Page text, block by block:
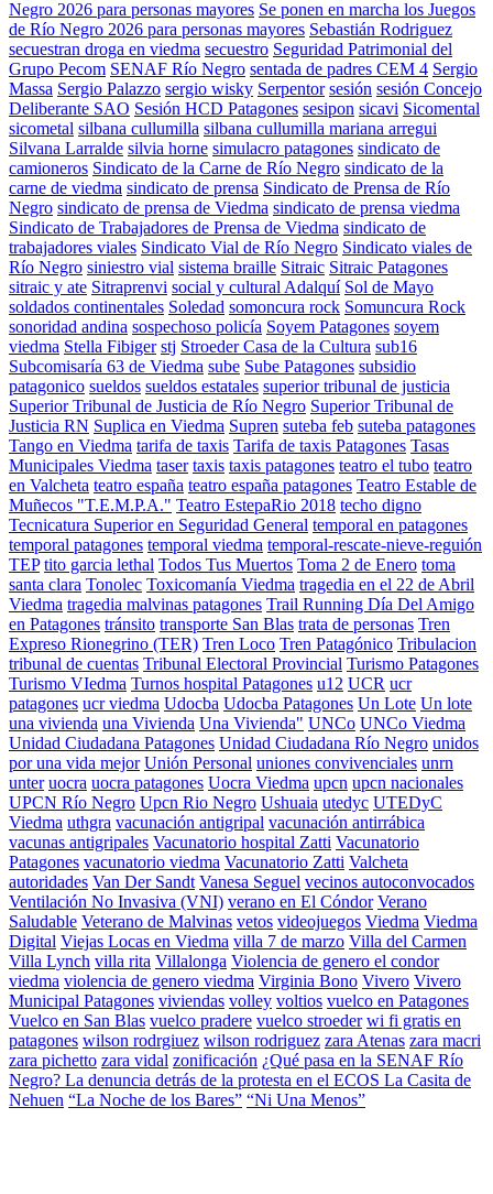
Negro 2026 para personas mayores Se ponen en marcha los Juegos
de Río Negro 2026 para personas mayores Sebastián Rodriguez
secuestran droga en viedma secuestro Seguridad Patrimonial del
Grupo Pecom SENAF Río Negro sentada de padres CEM 4 Sergio
Massa Sergio Palazzo sergio wisky Serpentor sesión sesión Concejo
Deliberante SAO Sesión HCD Patagones sesipon sicavi Sicomental
sicometal silbana cullumilla silbana cullumilla mariana arregui
Silvana Larralde silvia horne simulacro patagones sindicato de
camioneros Sindicato de la Carne de Río Negro sindicato de la
carne de viedma sindicato de prensa Sindicato de Prensa de Río
Negro sindicato de prensa de Viedma sindicato de prensa viedma
Sindicato de Trabajadores de Prensa de Viedma sindicato de
trabajadores viales Sindicato Vial de Río Negro Sindicato viales de
Río Negro siniestro vial sistema braille Sitraic Sitraic Patagones
sitraic y ate Sitraprenvi social y cultural Adalquí Sol de Mayo
soldados continentales Soledad somoncura rock Somuncura Rock
sonoridad andina sospechoso policía Soyem Patagones soyem
viedma Stella Fibiger stj Stroeder Casa de la Cultura sub16
Subcomisaría 63 de Viedma sube Sube Patagones subsidio
patagonico sueldos sueldos estatales superior tribunal de justicia
Superior Tribunal de Justicia de Río Negro Superior Tribunal de
Justicia RN Suplica en Viedma Supren suteba feb suteba patagones
Tango en Viedma tarifa de taxis Tarifa de taxis Patagones Tasas
Municipales Viedma taser taxis taxis patagones teatro el tubo teatro
en Valcheta teatro españa teatro españa patagones Teatro Estable de
Muñecos "T.E.M.P.A." Teatro EstepaRio 2018 techo digno
Tecnicatura Superior en Seguridad General temporal en patagones
temporal patagones temporal viedma temporal-rescate-nieve-reguión
TEP tito garcia lethal Todos Tus Muertos Toma 2 de Enero toma
santa clara Tonolec Toxicomanía Viedma tragedia en el 22 de Abril
Viedma tragedia malvinas patagones Trail Running Día Del Amigo
en Patagones tránsito transporte San Blas trata de personas Tren
Expreso Rionegrino (TER) Tren Loco Tren Patagónico Tribulacion
tribunal de cuentas Tribunal Electoral Provincial Turismo Patagones
Turismo VIedma Turnos hospital Patagones u12 UCR ucr
patagones ucr viedma Udocba Udocba Patagones Un Lote Un lote
una vivienda una Vivienda Una Vivienda" UNCo UNCo Viedma
Unidad Ciudadana Patagones Unidad Ciudadana Río Negro unidos
por una vida mejor Unión Personal uniones convivenciales unrn
unter uocra uocra patagones Uocra Viedma upcn upcn nacionales
UPCN Río Negro Upcn Rio Negro Ushuaia utedyc UTEDyC
Viedma uthgra vacunación antigripal vacunación antirrábica
vacunas antigripales Vacunatorio hospital Zatti Vacunatorio
Patagones vacunatorio viedma Vacunatorio Zatti Valcheta
autoridades Van Der Sandt Vanesa Seguel vecinos autoconvocados
Ventilación No Invasiva (VNI) verano en El Cóndor Verano
Saludable Veterano de Malvinas vetos videojuegos Viedma Viedma
Digital Viejas Locas en Viedma villa 7 de marzo Villa del Carmen
Villa Lynch villa rita Villalonga Violencia de genero el condor
viedma violencia de genero viedma Virginia Bono Vivero Vivero
Municipal Patagones viviendas volley voltios vuelco en Patagones
Vuelco en San Blas vuelco pradere vuelco stroeder wi fi gratis en
patagones wilson rodrgiuez wilson rodriguez zara Atenas zara macri
zara pichetto zara vidal zonificación ¿Qué pasa en la SENAF Río
Negro? La denuncia detrás de la protesta en el ECOS La Casita de
Nehuen “La Noche de los Bares” “Ni Una Menos”